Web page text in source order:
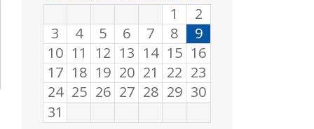
1
2
3
4 5 6 7 8
9
10 11 12 13 14 15 16
17 18 19 20 21 22 23
24 25 26 27 28 29 30
31